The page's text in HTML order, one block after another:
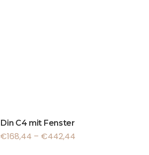
Din C4 mit Fenster
€168,44 – €442,44